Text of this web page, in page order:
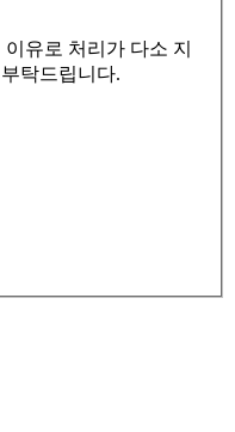
유로 처리가 다소 지
탁드립니다.